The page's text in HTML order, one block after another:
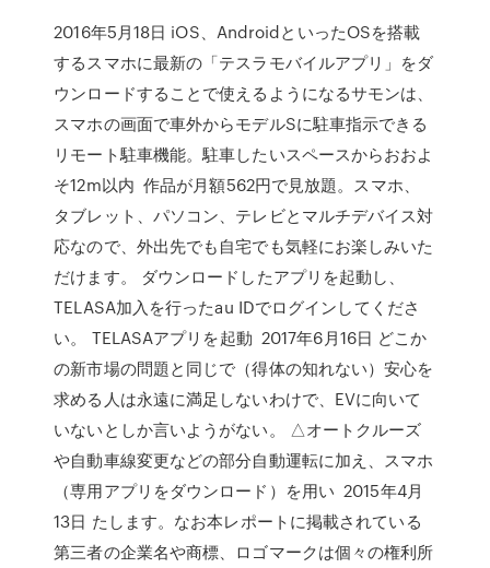
2016年5月18日 iOS、AndroidといったOSを搭載
するスマホに最新の「テスラモバイルアプリ」をダ
ウンロードすることで使えるようになるサモンは、
スマホの画面で車外からモデルSに駐車指示できる
リモート駐車機能。駐車したいスペースからおおよ
そ12m以内 作品が月額562円で見放題。スマホ、
タブレット、パソコン、テレビとマルチデバイス対
応なので、外出先でも自宅でも気軽にお楽しみいた
だけます。 ダウンロードしたアプリを起動し、
TELASA加入を行ったau IDでログインしてくださ
い。 TELASAアプリを起動 2017年6月16日 どこか
の新市場の問題と同じで（得体の知れない）安心を
求める人は永遠に満足しないわけで、EVに向いて
いないとしか言いようがない。 △オートクルーズ
や自動車線変更などの部分自動運転に加え、スマホ
（専用アプリをダウンロード）を用い 2015年4月
13日 たします。なお本レポートに掲載されている
第三者の企業名や商標、ロゴマークは個々の権利所